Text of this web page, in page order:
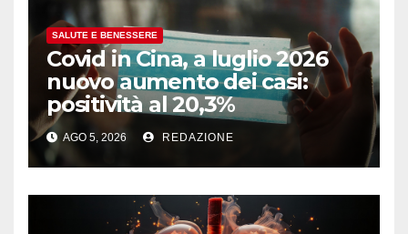
SALUTE E BENESSERE
Covid in Cina, a luglio 2026
nuovo aumento dei casi:
positività al 20,3%
AGO 5, 2026 REDAZIONE